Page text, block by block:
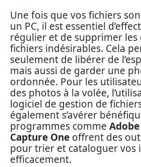
Une fois que vos fichiers
un PC, il est essentiel
régulier et de supprimer
fichiers indésirables. Cela
seulement de libérer de
mais aussi de garder une
ordonnée. Pour les
des photos à la volée,
logiciel de gestion de
également s’avérer
programmes comme
Capture One offrent des
pour trier et cataloguer vos
efficacement.